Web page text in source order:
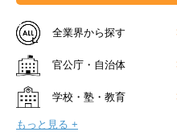
全業界から探す
官公庁・自治体
学校・塾・教育
もっと見る +